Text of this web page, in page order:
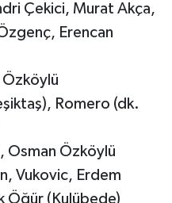
Çekici, Murat Akça,
Erencan
Romero (dk.
Osman Özköylü
Vukovic, Erdem
Öğür (Kulübede)